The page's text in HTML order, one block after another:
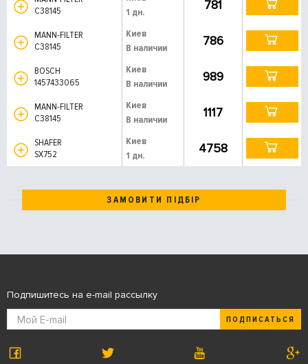
C38145
1 дн.
781
MANN-FILTER
C38145
Киев
В наличии
786
BOSCH
1457433065
Киев
В наличии
989
MANN-FILTER
C38145
Киев
В наличии
1117
SHAFER
SX752
Киев
1 дн.
4758
ЗАМОВИТИ ПІДБІР
Подпишитесь на e-mail рассылку
ПОДПИСАТЬСЯ